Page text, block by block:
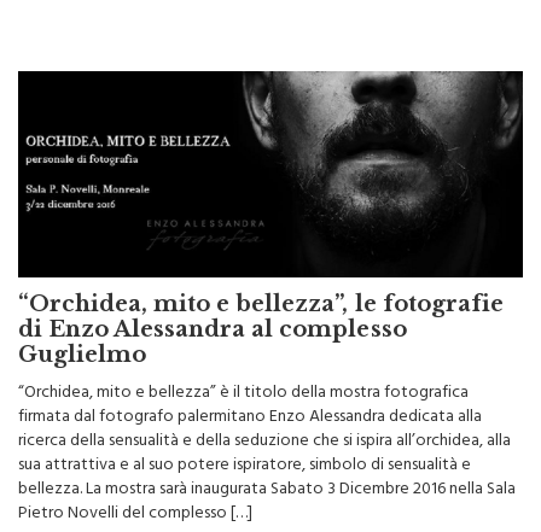
“Orchidea, mito e bellezza”, le fotografie
di Enzo Alessandra al complesso
Guglielmo
“Orchidea, mito e bellezza” è il titolo della mostra fotografica
firmata dal fotografo palermitano Enzo Alessandra dedicata alla
ricerca della sensualità e della seduzione che si ispira all’orchidea, alla
sua attrattiva e al suo potere ispiratore, simbolo di sensualità e
bellezza. La mostra sarà inaugurata Sabato 3 Dicembre 2016 nella Sala
Pietro Novelli del complesso […]